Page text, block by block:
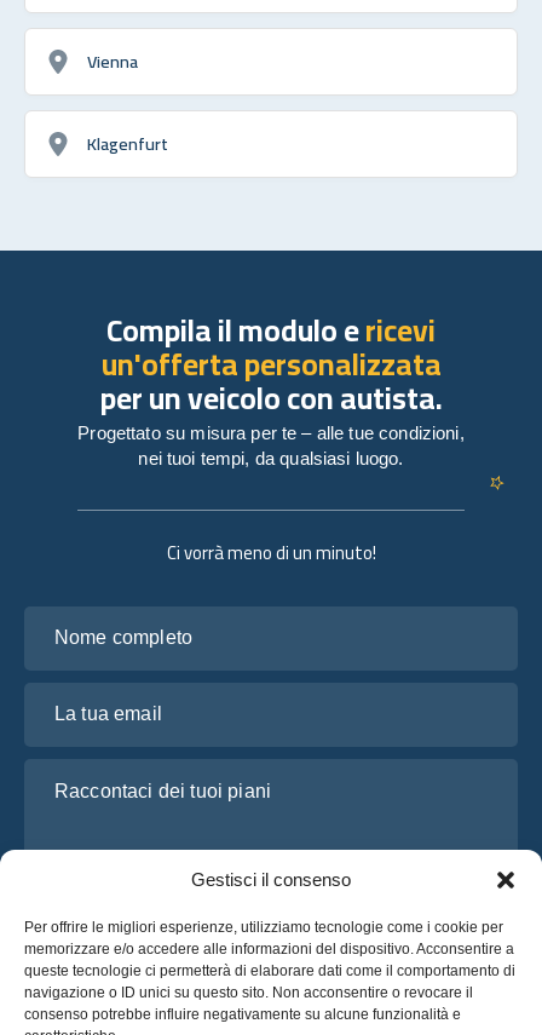
Gestisci il consenso
Per offrire le migliori esperienze, utilizziamo tecnologie come i cookie per
memorizzare e/o accedere alle informazioni del dispositivo. Acconsentire a
queste tecnologie ci permetterà di elaborare dati come il comportamento di
navigazione o ID unici su questo sito. Non acconsentire o revocare il
consenso potrebbe influire negativamente su alcune funzionalità e
Vienna
Klagenfurt
Ci vorrà meno di un minuto!
Ho letto e accetto l’Informativa sulla privacydi OsaBus
Compila il modulo ericevi
un'offerta personalizzata
per un veicolo con autista.
Progettato su misura per te – alle tue condizioni,
nei tuoi tempi, da qualsiasi luogo.